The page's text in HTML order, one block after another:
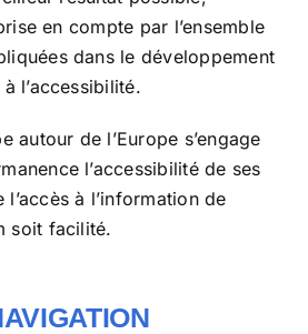
en compte par l’ensemble
dans le développement
l’accessibilité.
autour de l’Europe s’engage
l’accessibilité de ses
à l’information de
soit facilité.